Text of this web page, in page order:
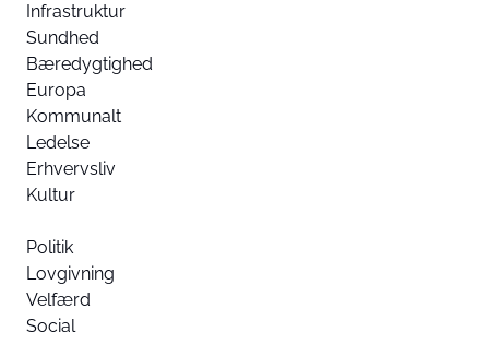
Infrastruktur
Sundhed
Bæredygtighed
Europa
Kommunalt
Ledelse
Erhvervsliv
Kultur
Politik
Lovgivning
Velfærd
Social